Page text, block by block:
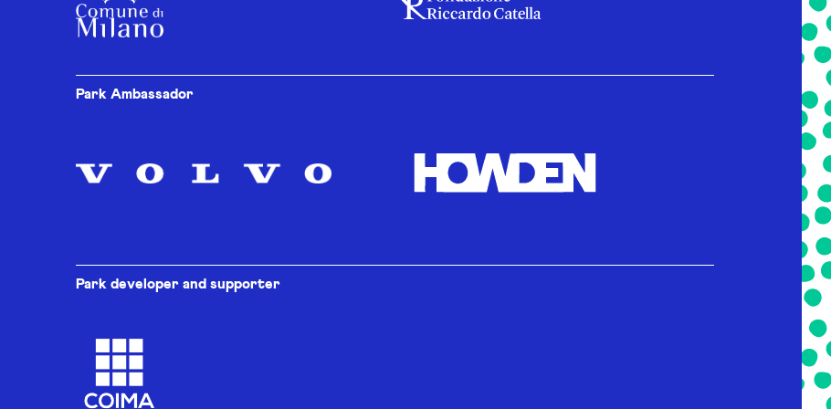
Park Ambassador
Park developer and supporter